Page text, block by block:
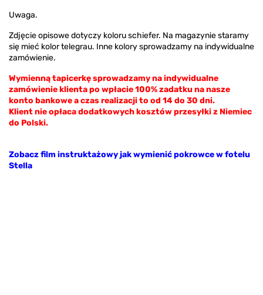
Uwaga.
Zdjęcie opisowe dotyczy koloru schiefer. Na magazynie staramy
się mieć kolor telegrau. Inne kolory sprowadzamy na indywidualne
zamówienie.
Wymienną tapicerkę sprowadzamy na indywidualne
zamówienie klienta po wpłacie 100% zadatku na nasze
konto bankowe a czas realizacji to od 14 do 30 dni.
Klient nie opłaca dodatkowych kosztów przesyłki z Niemiec
do Polski.
Zobacz film instruktażowy jak wymienić pokrowce w fotelu
Stella